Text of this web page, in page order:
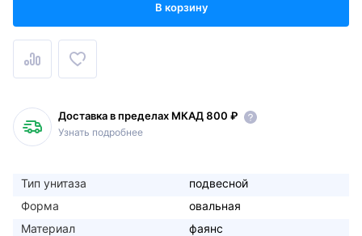
В корзину
Доставка в пределах МКАД 800 ₽
Узнать подробнее
Тип унитаза
подвесной
Форма
овальная
Материал
фаянс